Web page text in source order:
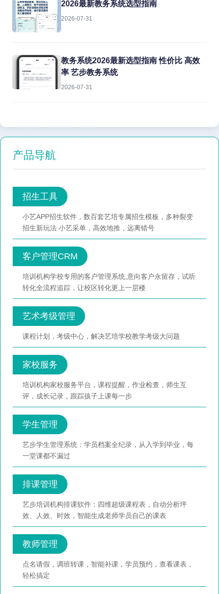
2026最新教务系统选型指南
2026-07-31
教务系统2026最新选型指南 性价比 高效
率 艺步教务系统
2026-07-31
产品导航
招生工具
小艺APP招生软件，数百套艺培专属招生模板，多种裂变
招生新玩法 小艺采单，高效地推，远离错号
客户管理CRM
培训机构学校专用的客户管理系统,意向客户永留存，试听
转化全流程追踪，让校区转化更上一层楼
艺术考级管理
课程计划，考级中心，解决艺培学校教学考级大问题
家校服务
培训机构家校服务平台，课程提醒，作业检查，师生互
评，成长记录，跟踪孩子上课每一步
学生管理
艺步学生管理系统：学员档案全纪录，从入学到毕业，每
一堂课都不漏过
排课管理
艺步培训机构排课软件：四维超级课程表，自动分析坪
效、人效、时效，智能生成老师学员自己的课表
教师管理
点名请假，调班转课，智能补课，学员预约，查看课表，
轻松搞定